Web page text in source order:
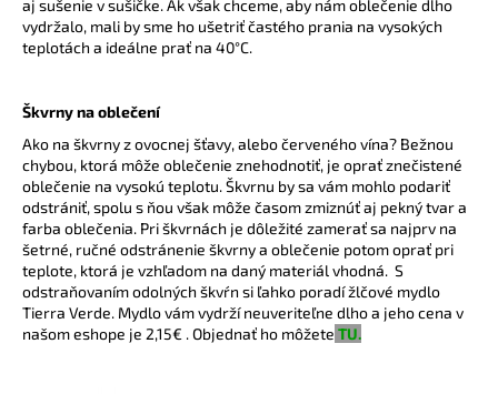
aj sušenie v sušičke. Ak však chceme, aby nám oblečenie dlho
vydržalo, mali by sme ho ušetriť častého prania na vysokých
teplotách a ideálne prať na 40°C.
Škvrny na oblečení
Ako na škvrny z ovocnej šťavy, alebo červeného vína? Bežnou
chybou, ktorá môže oblečenie znehodnotiť, je oprať znečistené
oblečenie na vysokú teplotu. Škvrnu by sa vám mohlo podariť
odstrániť, spolu s ňou však môže časom zmiznúť aj pekný tvar a
farba oblečenia. Pri škvrnách je dôležité zamerať sa najprv na
šetrné, ručné odstránenie škvrny a oblečenie potom oprať pri
teplote, ktorá je vzhľadom na daný materiál vhodná. S
odstraňovaním odolných škvŕn si ľahko poradí žlčové mydlo
Tierra Verde. Mydlo vám vydrží neuveriteľne dlho a jeho cena v
našom eshope je 2,15€ . Objednať ho môžete TU.